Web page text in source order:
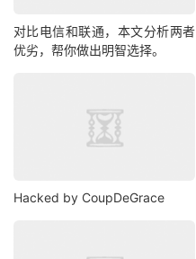
对比电信和联通，本文分析两者
优劣，帮你做出明智选择。
Hacked by CoupDeGrace